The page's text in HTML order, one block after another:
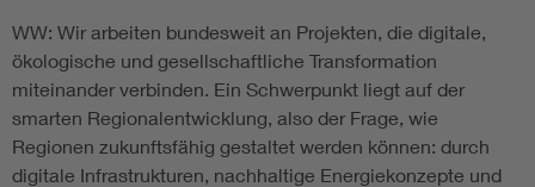
WW: Wir arbeiten bundesweit an Projekten, die digitale,
ökologische und gesellschaftliche Transformation
miteinander verbinden. Ein Schwerpunkt liegt auf der
smarten Regionalentwicklung, also der Frage, wie
Regionen zukunftsfähig gestaltet werden können: durch
digitale Infrastrukturen, nachhaltige Energiekonzepte und